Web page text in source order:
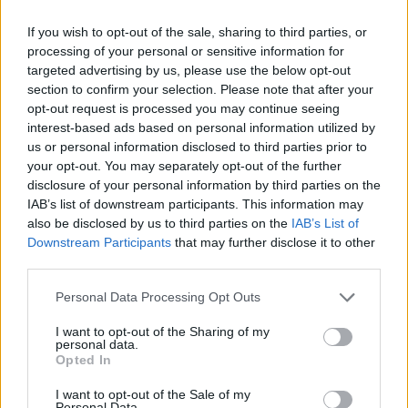
If you wish to opt-out of the sale, sharing to third parties, or
processing of your personal or sensitive information for
targeted advertising by us, please use the below opt-out
section to confirm your selection. Please note that after your
opt-out request is processed you may continue seeing
interest-based ads based on personal information utilized by
us or personal information disclosed to third parties prior to
your opt-out. You may separately opt-out of the further
disclosure of your personal information by third parties on the
IAB’s list of downstream participants. This information may
also be disclosed by us to third parties on the IAB’s List of
Downstream Participants that may further disclose it to other
Personal Data Processing Opt Outs
I want to opt-out of the Sharing of my
personal data.
Opted In
I want to opt-out of the Sale of my
Βραβευμένα κρασιά με την
υπογραφή της Lidl Ελλάς
07/08/26 15:29
CSG: Διψήφια αύξηση εσόδων
και ισχυρό ανεκτέλεστο
συμβάσεων το πρώτο εξάμηνο
του 2026
07/08/26|12:09
Εξαγοράζει την EasyJet έναντι 7,7
Στέλιου Χατζηιωάννου
Σαμοθράκη: Σε λειτουργία η